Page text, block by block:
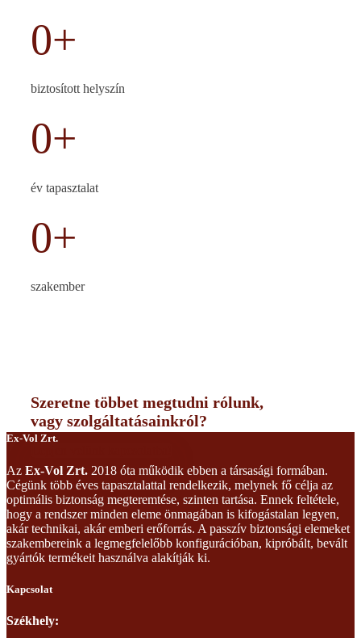
0+
biztosított helyszín
0+
év tapasztalat
0+
szakember
Szeretne többet megtudni rólunk,
vagy szolgáltatásainkról?
Ex-Vol Zrt.
Az Ex-Vol Zrt. 2018 óta működik ebben a társasági formában.
Cégünk több éves tapasztalattal rendelkezik, melynek fő célja az
optimális biztonság megteremtése, szinten tartása. Ennek feltétele,
hogy a rendszer minden eleme önmagában is kifogástalan legyen,
akár technikai, akár emberi erőforrás. A passzív biztonsági elemeket
szakembereink a legmegfelelőbb konfigurációban, kipróbált, bevált
gyártók termékeit használva alakítják ki.
Kapcsolat
Székhely: